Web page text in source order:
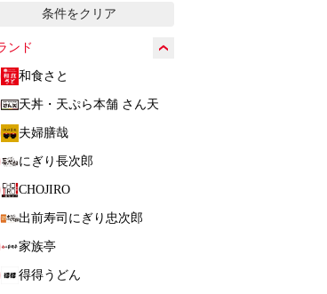
条件をクリア
ンド
和食さと
天丼・天ぷら本舗 さん天
夫婦膳哉
にぎり長次郎
CHOJIRO
出前寿司にぎり忠次郎
家族亭
得得うどん